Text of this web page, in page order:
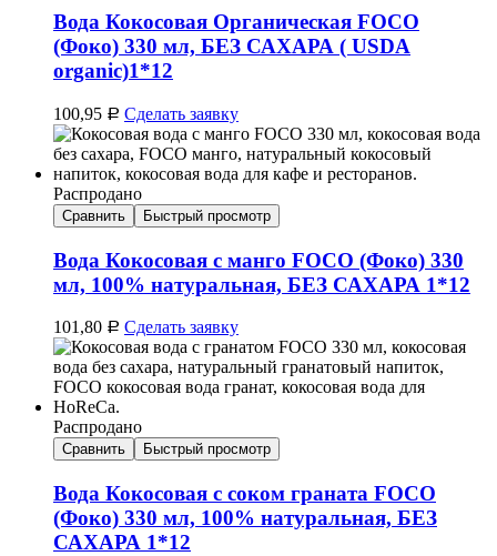
Вода Кокосовая Органическая FOCO
(Фоко) 330 мл, БЕЗ САХАРА ( USDA
organic)1*12
100,95 Р Сделать заявку
Распродано
Сравнить Быстрый просмотр
Вода Кокосовая с манго FOCO (Фоко) 330
мл, 100% натуральная, БЕЗ САХАРА 1*12
101,80 Р Сделать заявку
Распродано
Сравнить Быстрый просмотр
Вода Кокосовая с соком граната FOCO
(Фоко) 330 мл, 100% натуральная, БЕЗ
САХАРА 1*12